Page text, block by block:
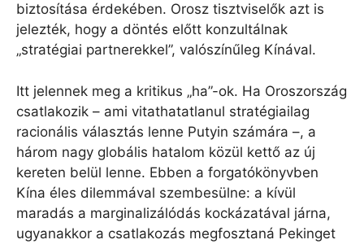
biztosítása érdekében. Orosz tisztviselők azt is
jelezték, hogy a döntés előtt konzultálnak
„stratégiai partnerekkel”, valószínűleg Kínával.
Itt jelennek meg a kritikus „ha”-ok. Ha Oroszország
csatlakozik – ami vitathatatlanul stratégiailag
racionális választás lenne Putyin számára –, a
három nagy globális hatalom közül kettő az új
kereten belül lenne. Ebben a forgatókönyvben
Kína éles dilemmával szembesülne: a kívül
maradás a marginalizálódás kockázatával járna,
ugyanakkor a csatlakozás megfosztaná Pekinget